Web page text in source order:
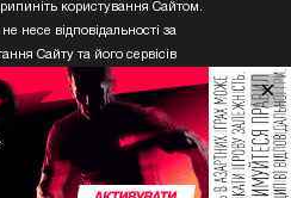
користування Сайтом.
несе відповідальності за
Сайту та його сервісів
досяг 21-річного віку.
на сайті, не можуть
особами без письмового
ІМІДЖЕС ЮКРЕЙН.
×